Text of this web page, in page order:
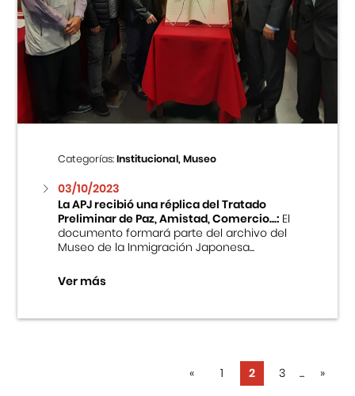
Categorías:Institucional, Museo
03/10/2023
La APJ recibió una réplica del Tratado
Preliminar de Paz, Amistad, Comercio...:El
documento formará parte del archivo del
Museo de la Inmigración Japonesa...
Ver más
« 1 2 3 ... »